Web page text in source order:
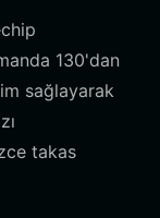
130'dan
sağlayarak
takas